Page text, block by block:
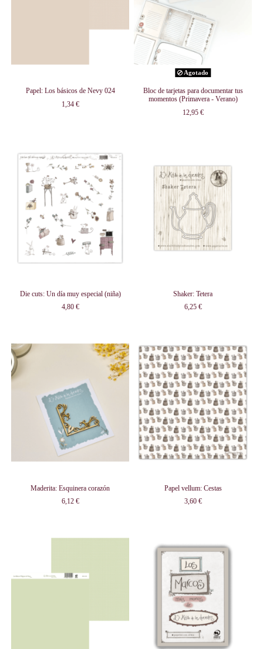
Papel: Los básicos de Nevy 024
1,34 €
Agotado
Bloc de tarjetas para documentar tus
momentos (Primavera - Verano)
12,95 €
Die cuts: Un día muy especial (niña)
4,80 €
Shaker: Tetera
6,25 €
Maderita: Esquinera corazón
6,12 €
Papel vellum: Cestas
3,60 €